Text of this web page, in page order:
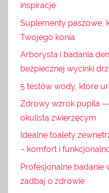
inspiracje
Suplementy paszowe,
Twojego konia
Arborysta i badania
bezpiecznej wycinki
5 testów wody, które
Zdrowy wzrok pupila
okulistą zwierzęcym
Idealne toalety
– komfort i
Profesjonalne badanie
zadbaj o zdrowie